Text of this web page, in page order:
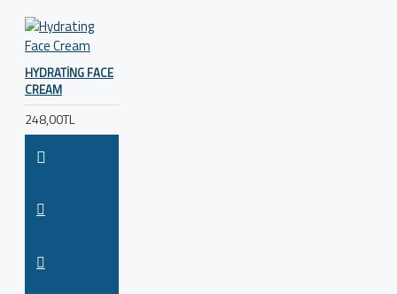
HYDRATING FACE
CREAM
248,00TL